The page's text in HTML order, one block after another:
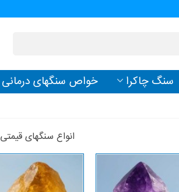
سنگ چاکرا خواص سنگهای درمانی
انواع سنگهای قیمتی